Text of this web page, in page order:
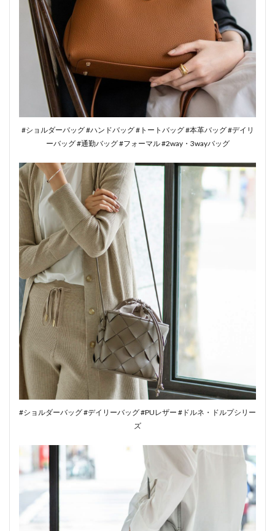
#ショルダーバッグ #ハンドバッグ #トートバッグ #本革バッグ #デイリ
ーバッグ #通勤バッグ #フォーマル #2way・3wayバッグ
#ショルダーバッグ #デイリーバッグ #PUレザー #ドルネ・ドルプシリー
ズ